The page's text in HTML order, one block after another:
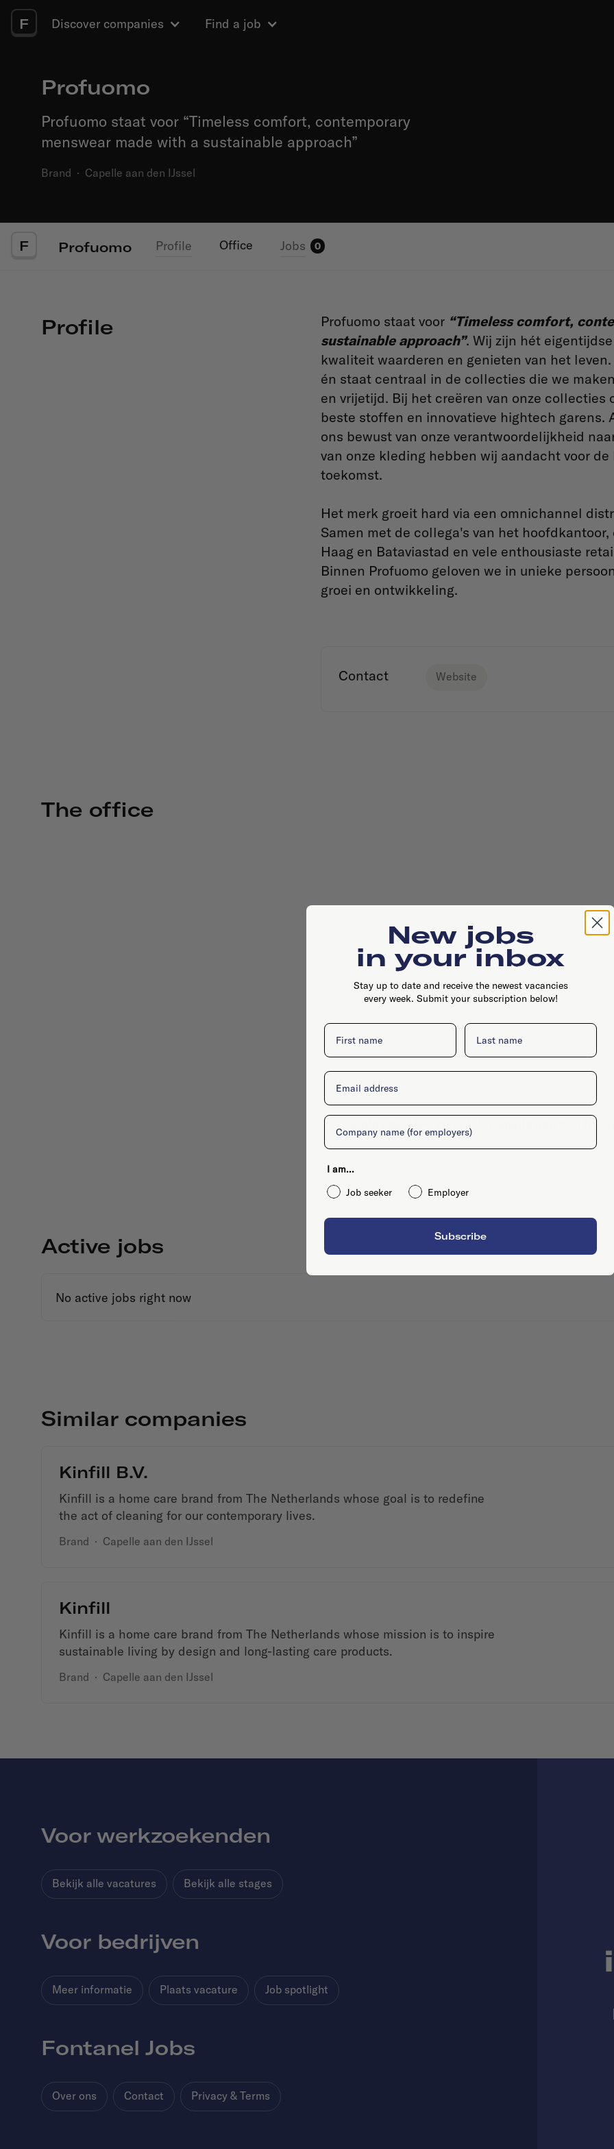
F Discover companies Find a job
Profuomo
Profuomo staat voor “Timeless comfort, contemporary
menswear made with a sustainable approach”
Brand · Capelle aan den IJssel
F Profuomo Profile Office Jobs 0
Profile Profuomo staat voor “Timeless comfort,
sustainable approach”. Wij zijn hét
kwaliteit waarderen en genieten van het
én staat centraal in de collecties die we
en vrijetijd. Bij het creëren van onze
beste stoffen en innovatieve hightech
ons bewust van onze verantwoordelijkheid
van onze kleding hebben wij aandacht voor
toekomst.
Het merk groeit hard via een omnichannel
Samen met de collega's van het
Haag en Bataviastad en vele enthousiaste
Binnen Profuomo geloven we in unieke
groei en ontwikkeling.
Contact Website
The office
Hoofdweg 48A, 2908 LC, Capelle aan den IJssel
Active jobs
No active jobs right now
Similar companies
Kinfill B.V.
Kinfill is a home care brand from The Netherlands whose goal is to redefine
the act of cleaning for our contemporary lives.
Brand · Capelle aan den IJssel
Kinfill
Kinfill is a home care brand from The Netherlands whose mission is to inspire
sustainable living by design and long-lasting care products.
Brand · Capelle aan den IJssel
Voor werkzoekenden
Bekijk alle vacatures Bekijk alle stages
Voor bedrijven
Meer informatie Plaats vacature Job spotlight
Fontanel Jobs
Over ons Contact Privacy & Terms
New jobs
in your inbox
Stay up to date and receive the newest vacancies
every week. Submit your subscription below!
First name Last name
Email
Company
I am...
Job seeker
Employer
Subscribe